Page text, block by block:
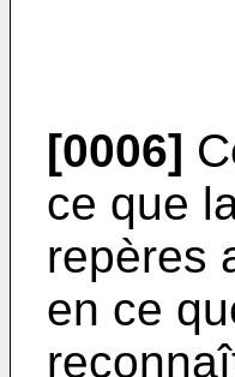
[0006]
ce que
repères
en ce